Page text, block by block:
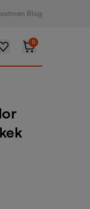
Blog
0
Altı